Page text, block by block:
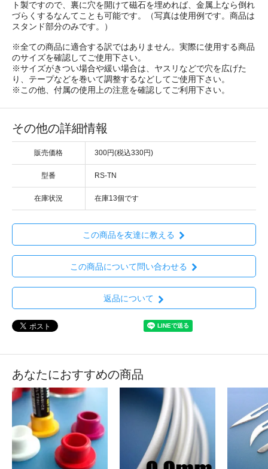
ト製ですので、裏に穴を開けて磁石を埋めれば、金属上なら倒れ
づらくするなんてことも可能です。（写真は使用例です。商品は
スタンド部分のみです。）
※全ての商品に適合する訳ではありません。実際に使用する商品
のサイズを確認してご使用下さい。
※サイズがきつい場合や緩い場合は、ヤスリなどで穴を広げた
り、テープなどを巻いて調整するなどしてご使用下さい。
※この他、付属の使用上の注意を確認してご利用下さい。
その他の詳細情報
販売価格 300円(税込330円)
型番 RS-TN
在庫状況 在庫13個です
この商品を友達に教える
この商品について問い合わせる
返品について
あなたにおすすめの商品